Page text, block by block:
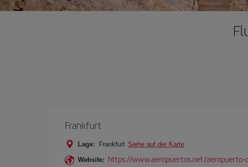
Frankfurt
Lage: Frankfurt Siehe auf der Karte
Website: https://www.aeropuertos.net/